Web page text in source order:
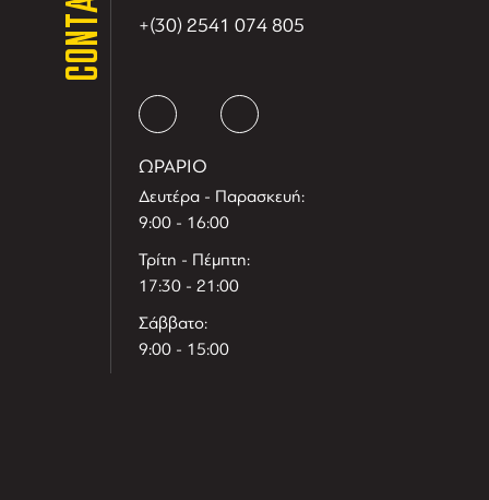
+(30) 2541 074 805
ΩΡΑΡΙΟ
Δευτέρα - Παρασκευή:
9:00 - 16:00
Τρίτη - Πέμπτη:
17:30 - 21:00
Σάββατο:
9:00 - 15:00